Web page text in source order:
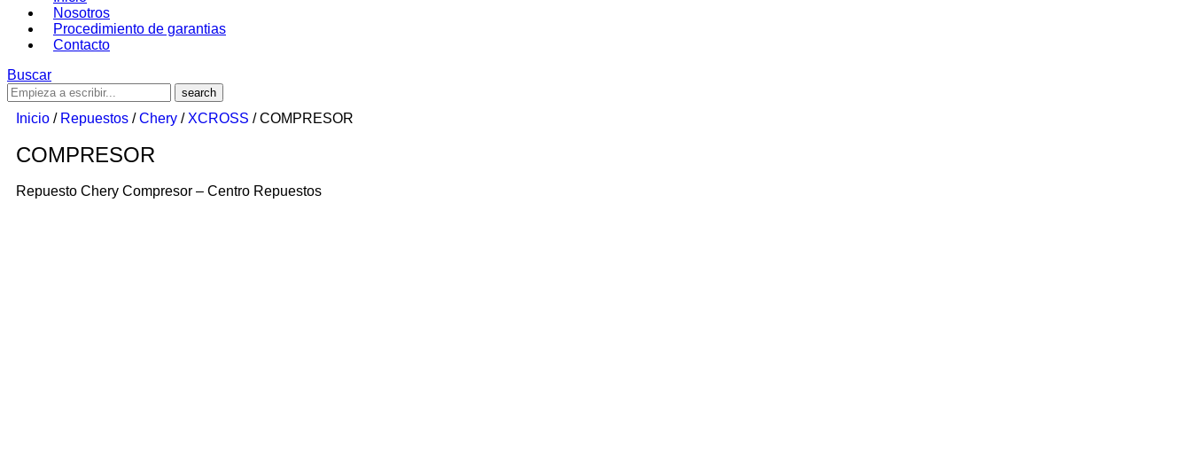
Nosotros
Procedimiento de garantias
Contacto
Buscar
Inicio / Repuestos /Chery / XCROSS / COMPRESOR
COMPRESOR
Repuesto Chery Compresor – Centro Repuestos